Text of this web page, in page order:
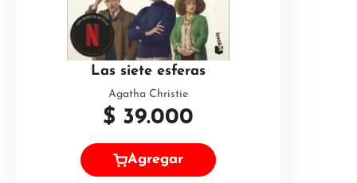
Las siete esferas
Agatha Christie
$ 39.000
Agregar